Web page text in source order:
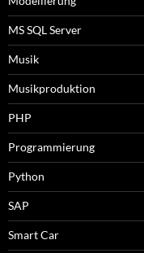
MS SQL Server
Musik
Musikproduktion
PHP
Programmierung
Python
SAP
Smart Car